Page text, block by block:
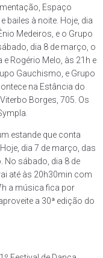
Espaço
bailes à noite. Hoje, dia
Medeiros, e o Grupo
dia 8 de março, o
Rogério Melo, às 21h e
Gauchismo, e Grupo
na Estância do
Borges, 705. Os
estande que conta
dia 7 de março, das
No sábado, dia 8 de
até às 20h30min com
a música fica por
a 30ª edição do